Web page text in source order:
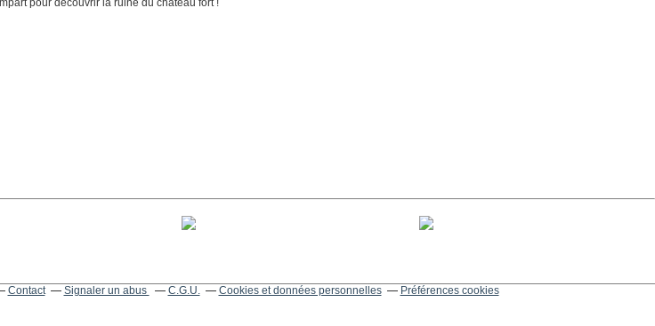
Contact Signaler un abus C.G.U. Cookies et données personnelles Préférences cookies